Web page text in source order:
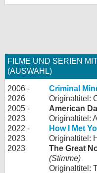
FILME UND SERIEN
(AUSWAHL)
2006 -
2026
Criminal
Originaltitel:
2005 -
2023
American
Originaltitel:
2022 -
2023
How I Met
Originaltitel:
2023
The Great
(Stimme)
Originaltitel: